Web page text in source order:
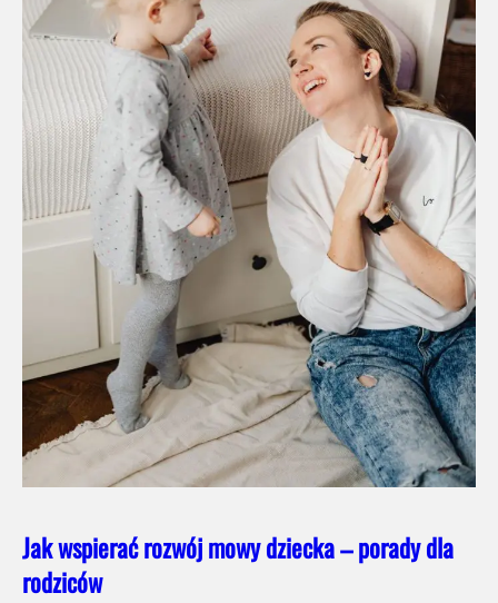
Jak wspierać rozwój mowy dziecka – porady dla
rodziców